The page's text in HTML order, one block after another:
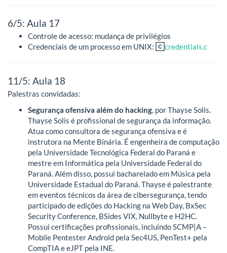
6/5: Aula 17
Controle de acesso: mudança de privilégios
Credenciais de um processo em UNIX:
credentials.c
11/5: Aula 18
Palestras convidadas:
Segurança ofensiva além do hacking, por Thayse Solis.
Thayse Solis é profissional de segurança da informação.
Atua como consultora de segurança ofensiva e é
instrutora na Mente Binária. É engenheira de computação
pela Universidade Tecnológica Federal do Paraná e
mestre em Informática pela Universidade Federal do
Paraná. Além disso, possui bacharelado em Música pela
Universidade Estadual do Paraná. Thayse é palestrante
em eventos técnicos da área de cibersegurança, tendo
participado de edições do Hacking na Web Day, BxSec
Security Conference, BSides VIX, Nullbyte e H2HC.
Possui certificações profissionais, incluindo SCMP|A –
Mobile Pentester Android pela Sec4US, PenTest+ pela
CompTIA e eJPT pela INE.